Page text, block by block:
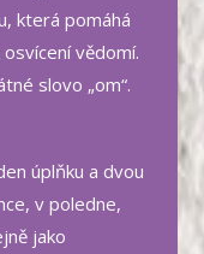
která pomáhá
vědomí.
slovo „om“.
úplňku a dvou
v poledne,
jako